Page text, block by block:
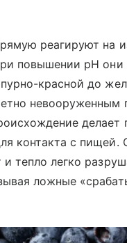
реагируют на
повышении pH
красной до
невооруженным
делает
контакта с пищей.
и тепло легко
ложные